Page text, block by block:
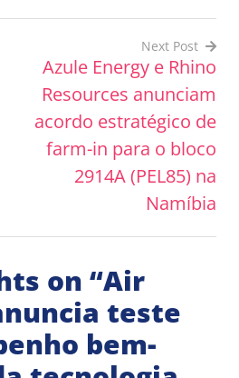
Next Post
Azule Energy e Rhino
Resources anunciam
acordo estratégico de
farm-in para o bloco
2914A (PEL85) na
Namíbia
on “Air
teste
bem-